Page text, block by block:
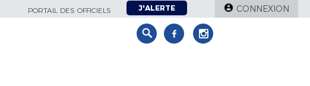
PORTAIL DES OFFICIELS J'ALERTE CONNEXION